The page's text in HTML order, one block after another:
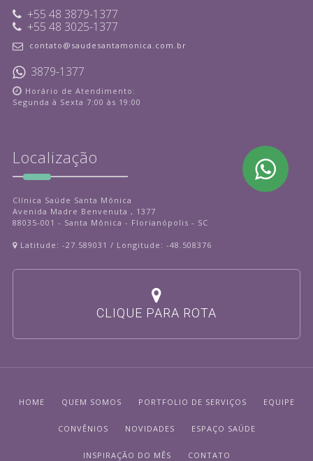
+55 48 3879-1377
+55 48 3025-1377
contato@saudesantamonica.com.br
3879-1377
Horário de Atendimento:
Segunda à Sexta 7:00 às 19:00
Localização
Clínica Saúde Santa Mônica
Avenida Madre Benvenuta , 1377
88035-001 - Santa Mônica - Florianópolis - SC
Latitude: -27.589031 / Longitude: -48.508376
CLIQUE PARA ROTA
HOME QUEM SOMOS PORTFOLIO DE SERVIÇOS EQUIPE
CONVÊNIOS NOVIDADES ESPAÇO SAÚDE
INSPIRAÇÃO DO MÊS CONTATO